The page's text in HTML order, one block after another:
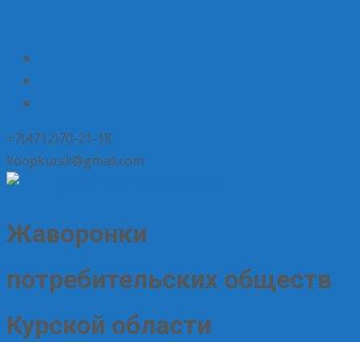
+7(4712)70-21-18
koopkursk@gmail.com
Жаворонки
потребительских обществ
Курской области